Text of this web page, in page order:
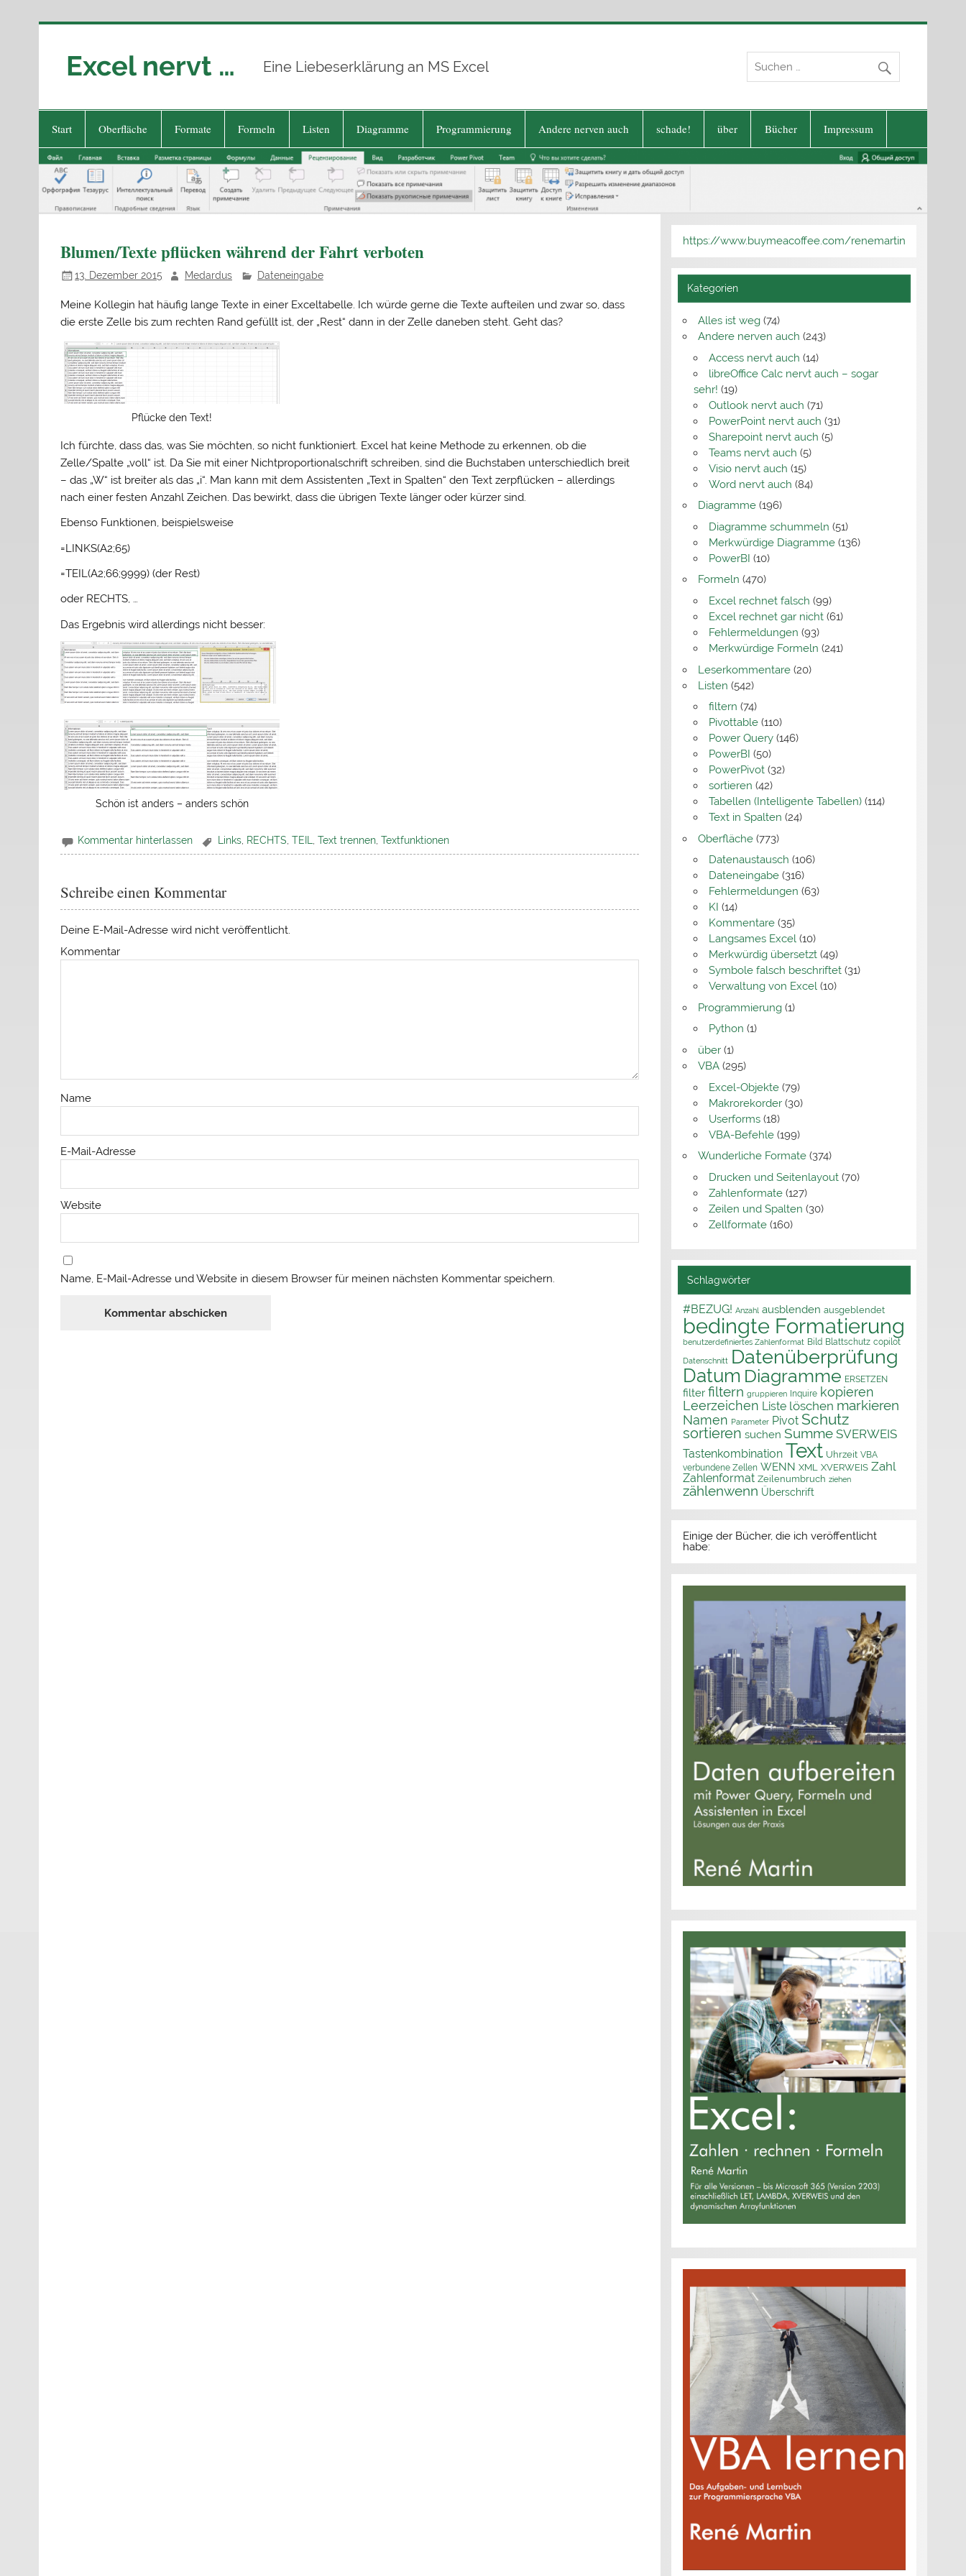
Excel nervt … Eine Liebeserklärung an MS Excel
Start Oberfläche Formate Formeln Listen Diagramme Programmierung Andere nerven auch schade! über Bücher Impressum
Blumen/Texte pflücken während der Fahrt verboten
13. Dezember 2015 Medardus Dateneingabe
Meine Kollegin hat häufig lange Texte in einer Exceltabelle. Ich würde gerne die Texte aufteilen und zwar so, dass
die erste Zelle bis zum rechten Rand gefüllt ist, der „Rest“ dann in der Zelle daneben steht. Geht das?
Pflücke den Text!
Ich fürchte, dass das, was Sie möchten, so nicht funktioniert. Excel hat keine Methode zu erkennen, ob die
Zelle/Spalte „voll“ ist. Da Sie mit einer Nichtproportionalschrift schreiben, sind die Buchstaben unterschiedlich breit
– das „W“ ist breiter als das „i“. Man kann mit dem Assistenten „Text in Spalten“ den Text zerpflücken – allerdings
nach einer festen Anzahl Zeichen. Das bewirkt, dass die übrigen Texte länger oder kürzer sind.
Ebenso Funktionen, beispielsweise
=LINKS(A2;65)
=TEIL(A2;66;9999) (der Rest)
oder RECHTS, …
Das Ergebnis wird allerdings nicht besser:
Schön ist anders – anders schön
Kommentar hinterlassen Links, RECHTS, TEIL, Text trennen, Textfunktionen
Schreibe einen Kommentar
Deine E-Mail-Adresse wird nicht veröffentlicht.
Kommentar
Name
E-Mail-Adresse
Website
Name, E-Mail-Adresse und Website in diesem Browser für meinen nächsten Kommentar speichern.
https://www.buymeacoffee.com/renemartin
Kategorien
Alles ist weg(74)
Andere nerven auch (243)
Access nervt auch (14)
libreOffice Calc nervt auch – sogar
sehr! (19)
Outlook nervt auch (71)
PowerPoint nervt auch (31)
Sharepoint nervt auch (5)
Teams nervt auch (5)
Visio nervt auch (15)
Word nervt auch (84)
Diagramme(196)
Diagramme schummeln (51)
Merkwürdige Diagramme (136)
PowerBI (10)
Formeln (470)
Excel rechnet falsch (99)
Excel rechnet gar nicht (61)
Fehlermeldungen (93)
Merkwürdige Formeln (241)
Leserkommentare(20)
Listen (542)
filtern (74)
Pivottable (110)
Power Query (146)
PowerBI (50)
PowerPivot (32)
sortieren (42)
Tabellen (Intelligente Tabellen) (114)
Text in Spalten (24)
Oberfläche(773)
Datenaustausch (106)
Dateneingabe (316)
Fehlermeldungen (63)
KI (14)
Kommentare (35)
Langsames Excel (10)
Merkwürdig übersetzt (49)
Symbole falsch beschriftet (31)
Verwaltung von Excel (10)
Programmierung(1)
Python (1)
über(1)
VBA(295)
Excel-Objekte (79)
Makrorekorder (30)
Userforms (18)
VBA-Befehle (199)
Wunderliche Formate(374)
Drucken und Seitenlayout (70)
Zahlenformate (127)
Zeilen und Spalten (30)
Zellformate (160)
Schlagwörter
#BEZUG! Anzahl ausblenden ausgeblendet
bedingte Formatierung
benutzerdefiniertes Zahlenformat Bild Blattschutz copilot
Datenschnitt Datenüberprüfung
Datum Diagramme ERSETZEN
filter filtern gruppieren Inquire kopieren
Leerzeichen Liste löschen markieren
Namen Parameter Pivot Schutz
sortieren suchen Summe SVERWEIS
Tastenkombination Text Uhrzeit VBA
verbundene Zellen WENN XML XVERWEIS Zahl
Zahlenformat Zeilenumbruch ziehen
zählenwenn Überschrift
Einige der Bücher, die ich veröffentlicht
habe: